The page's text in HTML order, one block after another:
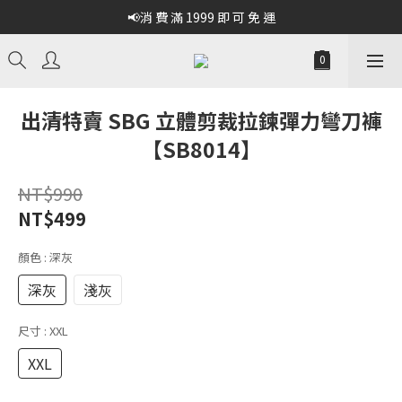
📢消 費 滿 1999 即 可 免 運
出清特賣 SBG 立體剪裁拉鍊彈力彎刀褲
【SB8014】
NT$990
NT$499
顏色 : 深灰
深灰 淺灰
尺寸 : XXL
XXL